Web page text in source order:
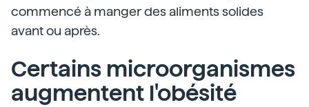
commencé à manger des aliments solides
avant ou après.
Certains microorganismes
augmentent l'obésité